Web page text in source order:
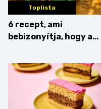
Toplista
6 recept, ami
bebizonyítja, hogy a
zseniális